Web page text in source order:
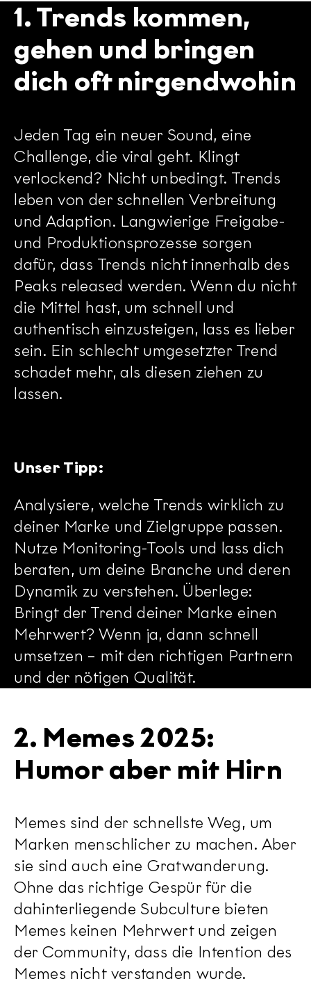
1. Trends kommen,
gehen und bringen
dich oft nirgendwohin
Jeden Tag ein neuer Sound, eine
Challenge, die viral geht. Klingt
verlockend? Nicht unbedingt. Trends
leben von der schnellen Verbreitung
und Adaption. Langwierige Freigabe-
und Produktionsprozesse sorgen
dafür, dass Trends nicht innerhalb des
Peaks released werden. Wenn du nicht
die Mittel hast, um schnell und
authentisch einzusteigen, lass es lieber
sein. Ein schlecht umgesetzter Trend
schadet mehr, als diesen ziehen zu
lassen.
Unser Tipp:
Analysiere, welche Trends wirklich zu
deiner Marke und Zielgruppe passen.
Nutze Monitoring-Tools und lass dich
beraten, um deine Branche und deren
Dynamik zu verstehen. Überlege:
Bringt der Trend deiner Marke einen
Mehrwert? Wenn ja, dann schnell
umsetzen – mit den richtigen Partnern
und der nötigen Qualität.
2. Memes 2025:
Humor aber mit Hirn
Memes sind der schnellste Weg, um
Marken menschlicher zu machen. Aber
sie sind auch eine Gratwanderung.
Ohne das richtige Gespür für die
dahinterliegende Subculture bieten
Memes keinen Mehrwert und zeigen
der Community, dass die Intention des
Memes nicht verstanden wurde.